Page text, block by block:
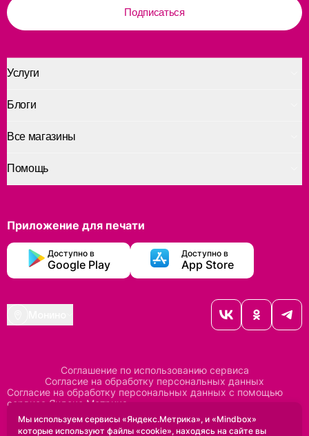
Подписаться
Услуги
Помощь
Блоги
Все магазины
Приложение для печати
Доступно в
Google Play
Доступно в
App Store
Соглашение по использованию сервиса
Согласие на обработку персональных данных
Согласие на обработку персональных данных с помощью
сервиса Яндекс Метрика
Согласие на обработку персональных данных с помощью
сервиса Mindbox
Мы используем сервисы «Яндекс.Метрика», и «Mindbox»
которые используют файлы «cookie», находясь на сайте вы